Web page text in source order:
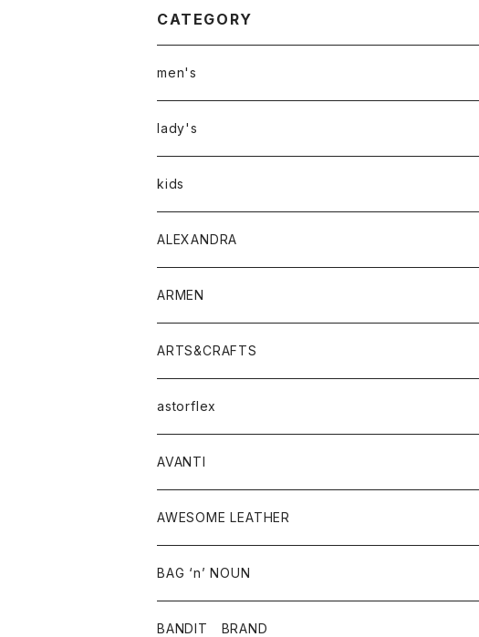
CATEGORY
men's
アウター
トップス
Tシャツ
シャツ
ボトムス
lady's
アウター
トップス
Tシャツ・カットソー
シャツ・ブラウス
ボトムス
パンツ
スカート
ワンピース・オールインワン
バッグ
シューズ
アクセサリー
その他雑貨
kids
ALEXANDRA
ARMEN
アウター
コート
ジャケット
トップス
ベスト
シャツ
ワンピース
ボトム
スカート
パンツ
グッズ
靴
ARTS&CRAFTS
アクセサリー
ウォレット
バッグ
astorflex
グッズ
靴
AVANTI
シャツ
AWESOME LEATHER
アウター
革ジャケット
BAG ‘n’ NOUN
アクセサリー
BANDIT BRAND